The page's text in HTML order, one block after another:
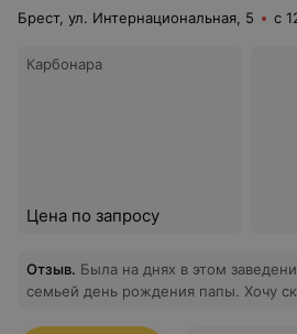
Брест, ул. Интернациональная, 5 с
Карбонара
Цена по запросу
Отзыв. Была на днях в этом
семьей день рождения папы. Хочу